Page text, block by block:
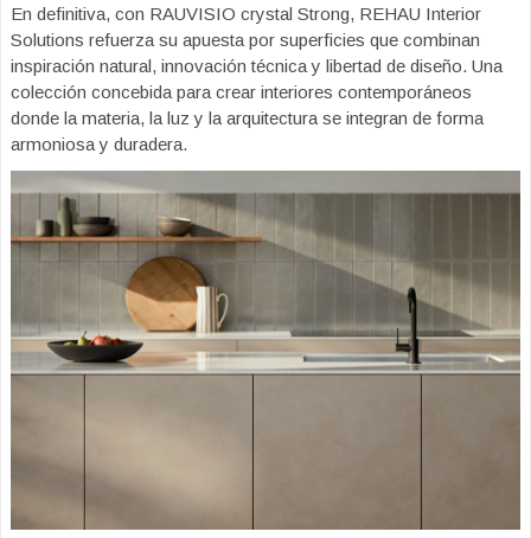
En definitiva, con RAUVISIO crystal Strong, REHAU Interior
Solutions refuerza su apuesta por superficies que combinan
inspiración natural, innovación técnica y libertad de diseño. Una
colección concebida para crear interiores contemporáneos
donde la materia, la luz y la arquitectura se integran de forma
armoniosa y duradera.